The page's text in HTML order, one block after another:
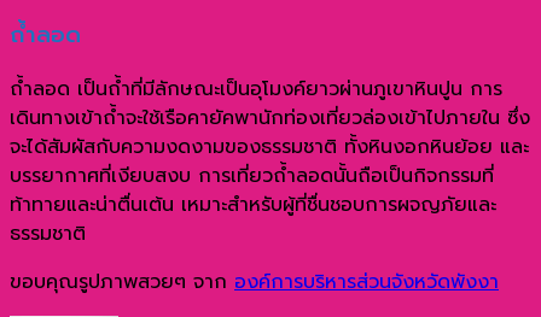
ถ้ำลอด
ถ้ำลอด เป็นถ้ำที่มีลักษณะเป็นอุโมงค์ยาวผ่านภูเขาหินปูน การ
เดินทางเข้าถ้ำจะใช้เรือคายัคพานักท่องเที่ยวล่องเข้าไปภายใน ซึ่ง
จะได้สัมผัสกับความงดงามของธรรมชาติ ทั้งหินงอกหินย้อย และ
บรรยากาศที่เงียบสงบ การเที่ยวถ้ำลอดนั้นถือเป็นกิจกรรมที่
ท้าทายและน่าตื่นเต้น เหมาะสำหรับผู้ที่ชื่นชอบการผจญภัยและ
ธรรมชาติ
ขอบคุณรูปภาพสวยๆ จาก องค์การบริหารส่วนจังหวัดพังงา